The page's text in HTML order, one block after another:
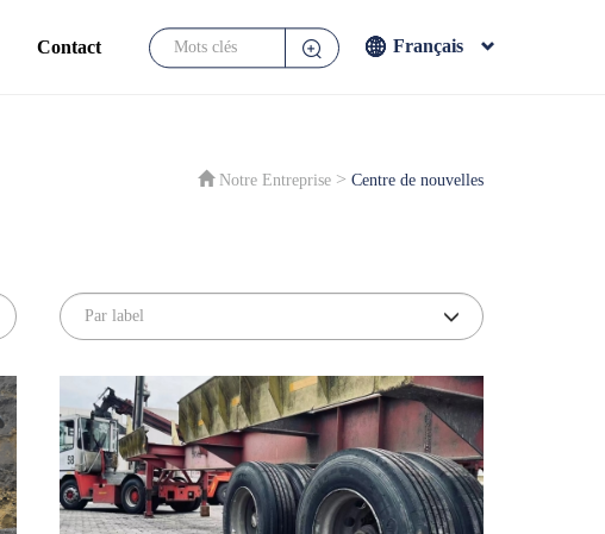
Contact Français
Japanese
Notre Entreprise > Centre de nouvelles